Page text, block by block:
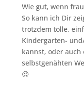
Wie gut, wenn
So kann ich Dir
trotzdem tolle,
Kindergarten-
kannst, oder
selbstgenähten
😉